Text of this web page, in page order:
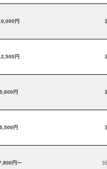
円
円
円
円
円〜 3